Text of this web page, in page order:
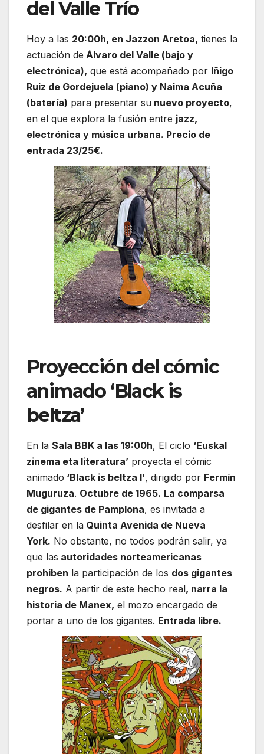
del Valle Trío
Hoy a las 20:00h, en Jazzon Aretoa, tienes la
actuación de Álvaro del Valle (bajo y
electrónica), que está acompañado por Iñigo
Ruiz de Gordejuela (piano) y Naima Acuña
(batería) para presentar su nuevo proyecto,
en el que explora la fusión entre jazz,
electrónica y música urbana. Precio de
entrada 23/25€.
Proyección del cómic
animado ‘Black is
beltza’
En la Sala BBK a las 19:00h, El ciclo ‘Euskal
zinema eta literatura’ proyecta el cómic
animado ‘Black is beltza I’, dirigido por Fermín
Muguruza. Octubre de 1965. La comparsa
de gigantes de Pamplona, es invitada a
desfilar en la Quinta Avenida de Nueva
York. No obstante, no todos podrán salir, ya
que las autoridades norteamericanas
prohiben la participación de los dos gigantes
negros. A partir de este hecho real, narra la
historia de Manex, el mozo encargado de
portar a uno de los gigantes. Entrada libre.